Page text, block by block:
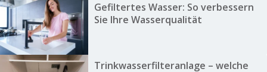
Gefiltertes Wasser: So verbessern
Sie Ihre Wasserqualität
Trinkwasserfilteranlage – welche